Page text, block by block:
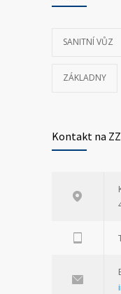
SANITNÍ VŮZ
ZÁKLADNY
Kontakt na